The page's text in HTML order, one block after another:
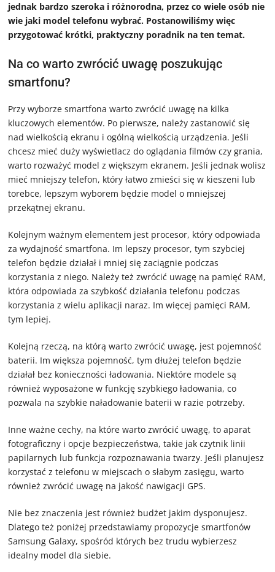
jednak bardzo szeroka i różnorodna, przez co wiele osób nie
wie jaki model telefonu wybrać. Postanowiliśmy więc
przygotować krótki, praktyczny poradnik na ten temat.
Na co warto zwrócić uwagę poszukując
smartfonu?
Przy wyborze smartfona warto zwrócić uwagę na kilka
kluczowych elementów. Po pierwsze, należy zastanowić się
nad wielkością ekranu i ogólną wielkością urządzenia. Jeśli
chcesz mieć duży wyświetlacz do oglądania filmów czy grania,
warto rozważyć model z większym ekranem. Jeśli jednak wolisz
mieć mniejszy telefon, który łatwo zmieści się w kieszeni lub
torebce, lepszym wyborem będzie model o mniejszej
przekątnej ekranu.
Kolejnym ważnym elementem jest procesor, który odpowiada
za wydajność smartfona. Im lepszy procesor, tym szybciej
telefon będzie działał i mniej się zaciągnie podczas
korzystania z niego. Należy też zwrócić uwagę na pamięć RAM,
która odpowiada za szybkość działania telefonu podczas
korzystania z wielu aplikacji naraz. Im więcej pamięci RAM,
tym lepiej.
Kolejną rzeczą, na którą warto zwrócić uwagę, jest pojemność
baterii. Im większa pojemność, tym dłużej telefon będzie
działał bez konieczności ładowania. Niektóre modele są
również wyposażone w funkcję szybkiego ładowania, co
pozwala na szybkie naładowanie baterii w razie potrzeby.
Inne ważne cechy, na które warto zwrócić uwagę, to aparat
fotograficzny i opcje bezpieczeństwa, takie jak czytnik linii
papilarnych lub funkcja rozpoznawania twarzy. Jeśli planujesz
korzystać z telefonu w miejscach o słabym zasięgu, warto
również zwrócić uwagę na jakość nawigacji GPS.
Nie bez znaczenia jest również budżet jakim dysponujesz.
Dlatego też poniżej przedstawiamy propozycje smartfonów
Samsung Galaxy, spośród których bez trudu wybierzesz
idealny model dla siebie.